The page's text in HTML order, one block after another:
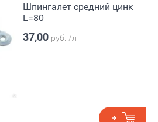
Шпингалет средний цинк
L=80
37,00 руб. /л